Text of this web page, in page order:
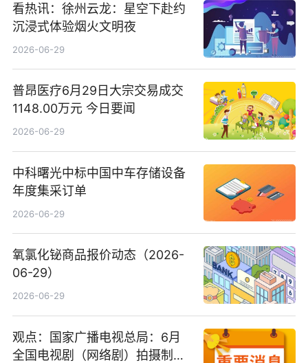
看热讯：徐州云龙：星空下赴约
沉浸式体验烟火文明夜
2026-06-29
普昂医疗6月29日大宗交易成交
1148.00万元 今日要闻
2026-06-29
中科曙光中标中国中车存储设备
年度集采订单
2026-06-29
氧氯化铋商品报价动态（2026-
06-29）
2026-06-29
观点：国家广播电视总局：6月
全国电视剧（网络剧）拍摄制作